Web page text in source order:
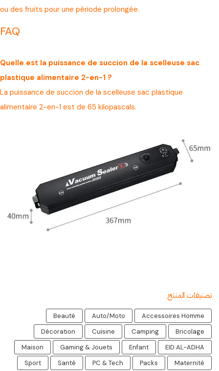
ou des fruits pour une période prolongée.
FAQ
Quelle est la puissance de succion de la scelleuse sac
plastique alimentaire 2-en-1 ?
La puissance de succion de la scelleuse sac plastique
alimentaire 2-en-1 est de 65 kilopascals.
تصنيفات المنتج
Accessoires Homme
Auto/Moto
Beauté
Bricolage
Camping
Cuisine
Décoration
EID AL-ADHA
Enfant
Gaming & Jouets
Maison
Maternité
Packs
PC & Tech
Santé
Sport